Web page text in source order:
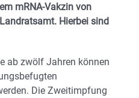
mRNA-Vakzin von
Hierbei sind
ab zwölf Jahren können
Die Zweitimpfung